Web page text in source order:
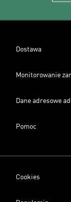
Dostawa
Monitorowanie
Dane adresowe
Pomoc
Cookies